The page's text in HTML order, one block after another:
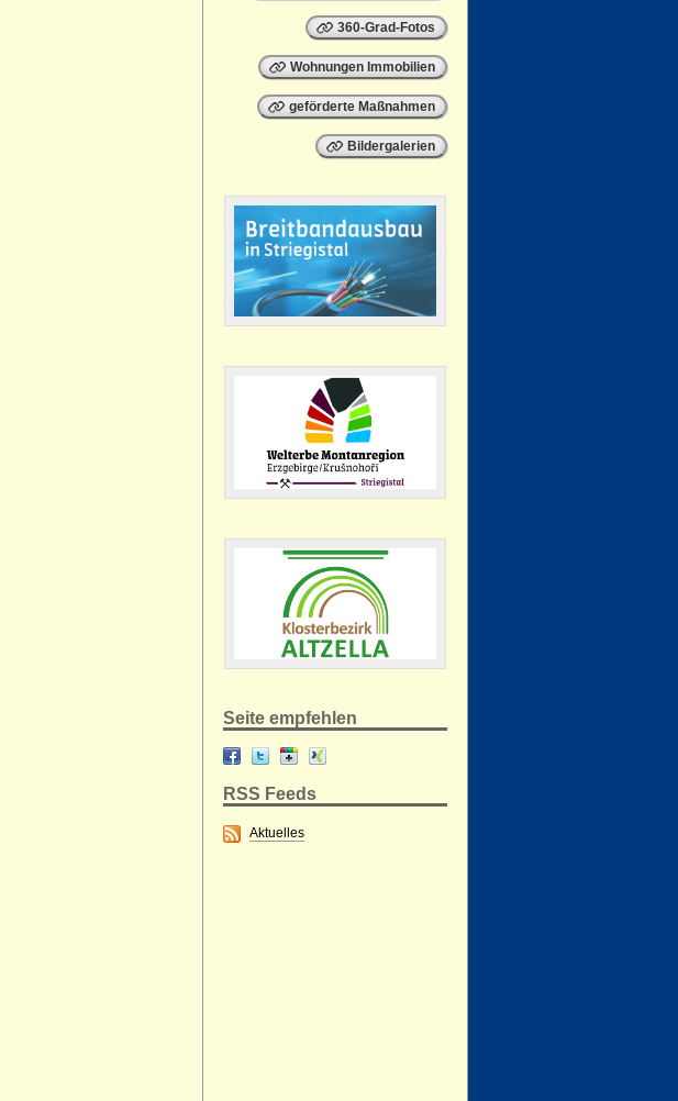
360-Grad-Fotos
Wohnungen Immobilien
geförderte Maßnahmen
Bildergalerien
Seite empfehlen
RSS Feeds
Aktuelles